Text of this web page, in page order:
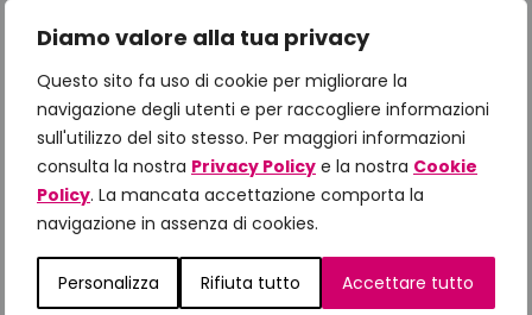
Diamo valore alla tua privacy
Questo sito fa uso di cookie per migliorare la
navigazione degli utenti e per raccogliere informazioni
sull'utilizzo del sito stesso. Per maggiori informazioni
consulta la nostra Privacy Policy e la nostra Cookie
Policy. La mancata accettazione comporta la
navigazione in assenza di cookies.
Personalizza Rifiuta tutto Accettare tutto
Il Manifesto di Fondazione
IncontraDonna: dalle priorità alle
azioni, il confronto con le Istituzioni
per gli obiettivi 2026
A un anno dalla presentazione del Manifesto
“Un impegno per la Salute 2025-2027”,
Fondazione IncontraDonna ha riunito istituzioni,
comunità scientifica, associazioni di...